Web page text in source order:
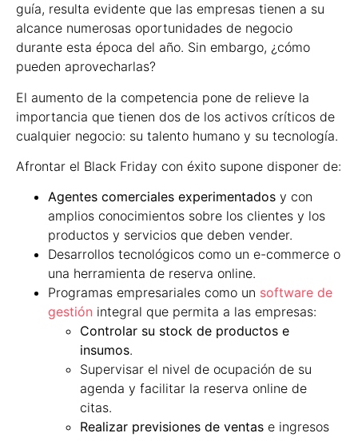
guía, resulta evidente que las empresas tienen a su
alcance numerosas oportunidades de negocio
durante esta época del año. Sin embargo, ¿cómo
pueden aprovecharlas?
El aumento de la competencia pone de relieve la
importancia que tienen dos de los activos críticos de
cualquier negocio: su talento humano y su tecnología.
Afrontar el Black Friday con éxito supone disponer de:
Agentes comerciales experimentados y con
amplios conocimientos sobre los clientes y los
productos y servicios que deben vender.
Desarrollos tecnológicos como un e-commerce o
una herramienta de reserva online.
Programas empresariales como un software de
gestión integral que permita a las empresas:
Controlar su stock de productos e
insumos.
Supervisar el nivel de ocupación de su
agenda y facilitar la reserva online de
citas.
Realizar previsiones de ventas e ingresos